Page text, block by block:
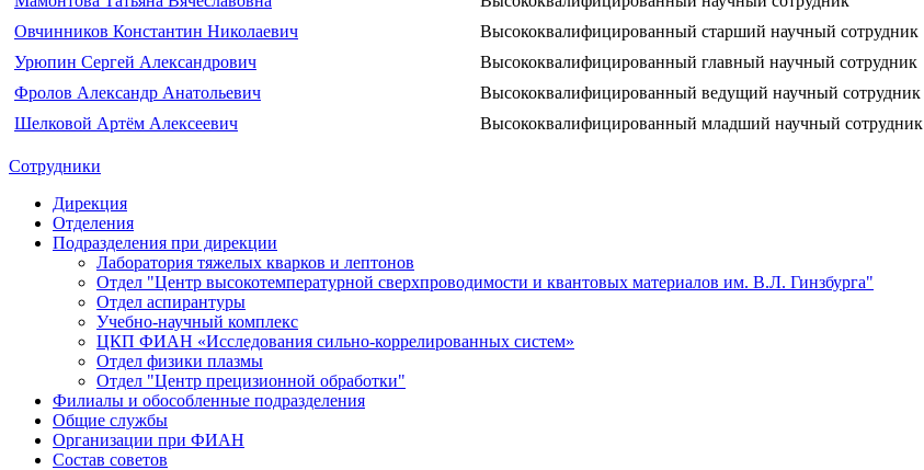
Овчинников Константин Николаевич
Высококвалифицированный старший научный сотрудник
Урюпин Сергей Александрович
Высококвалифицированный главный научный сотрудник
Фролов Александр Анатольевич
Высококвалифицированный ведущий научный сотрудник
Шелковой Артём Алексеевич
Высококвалифицированный младший научный сотрудник
Сотрудники
Дирекция
Отделения
Подразделения при дирекции
Лаборатория тяжелых кварков и лептонов
Отдел "Центр высокотемпературной сверхпроводимости и квантовых материалов им. В.Л. Гинзбурга"
Отдел аспирантуры
Учебно-научный комплекс
ЦКП ФИАН «Исследования сильно-коррелированных систем»
Отдел физики плазмы
Отдел "Центр прецизионной обработки"
Филиалы и обособленные подразделения
Общие службы
Организации при ФИАН
Состав советов